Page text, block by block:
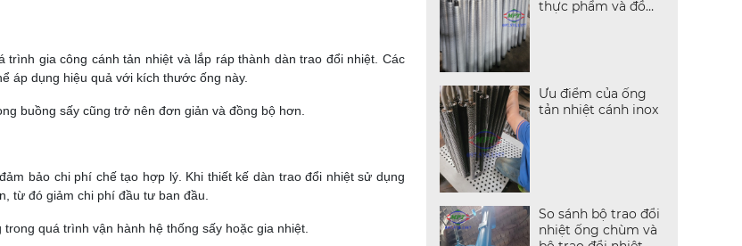
gia công cánh tản nhiệt và lắp ráp thành dàn trao đổi nhiệt. Các
áp dụng hiệu quả với kích thước ống này.
buồng sấy cũng trở nên đơn giản và đồng bộ hơn.
bảo chi phí chế tạo hợp lý. Khi thiết kế dàn trao đổi nhiệt sử dụng
từ đó giảm chi phí đầu tư ban đầu.
quá trình vận hành hệ thống sấy hoặc gia nhiệt.
thực phẩm và đồ
Ưu điểm của ống
tản nhiệt cánh inox
So sánh bộ trao đổi
nhiệt ống chùm và